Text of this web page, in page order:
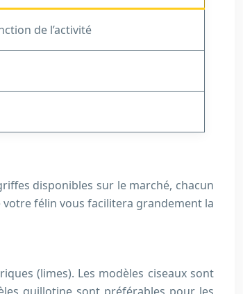
de l’activité
disponibles sur le marché, chacun
félin vous facilitera grandement la
(limes). Les modèles ciseaux sont